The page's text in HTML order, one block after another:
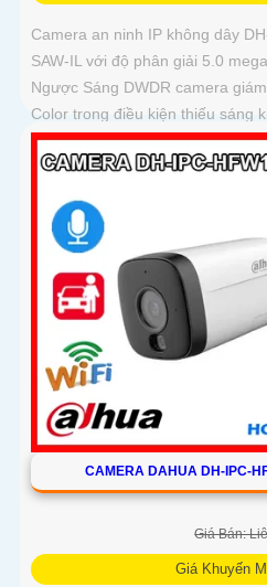
Camera an ninh IP không dây
SAW-IL với độ phân giải 5.0
Ngược Sáng DWDR camera
Color trong điều kiện thiếu sáng
hình ảnh siêu nét
CAMERA DAHUA DH-IPC-
Giá Bán:
Giá Khuyến